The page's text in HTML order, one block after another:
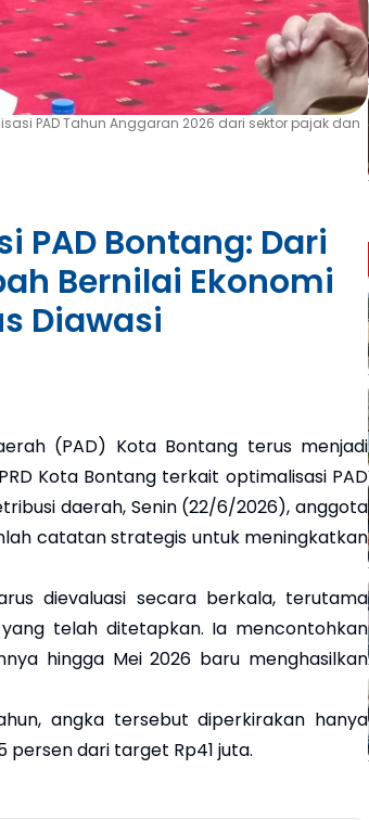
PAD Tahun Anggaran 2026 dari sektor pajak dan
PAD Bontang: Dari
Bernilai Ekonomi
Diawasi
(PAD) Kota Bontang terus menjadi
Kota Bontang terkait optimalisasi PAD
daerah, Senin (22/6/2026), anggota
catatan strategis untuk meningkatkan
dievaluasi secara berkala, terutama
telah ditetapkan. Ia mencontohkan
hingga Mei 2026 baru menghasilkan
angka tersebut diperkirakan hanya
persen dari target Rp41 juta.